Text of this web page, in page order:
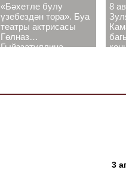
«Бәхетле булу
үзебездән тора». Буа
театры актрисасы
Гөлназ
Гыйззәтуллина-
8
3